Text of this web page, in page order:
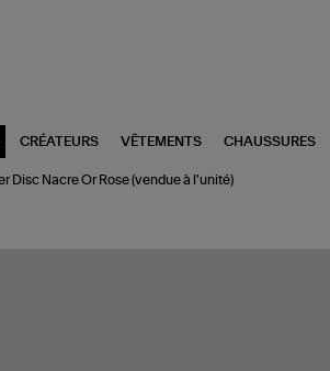
CRÉATEURS VÊTEMENTS CHAUSSURES
Disc Nacre Or Rose (vendue à l'unité)